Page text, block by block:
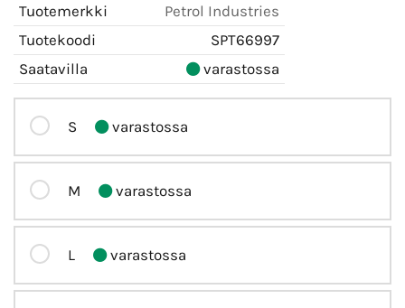
Tuotemerkki
Petrol Industries
Tuotekoodi
SPT66997
Saatavilla
varastossa
S varastossa
M varastossa
L varastossa